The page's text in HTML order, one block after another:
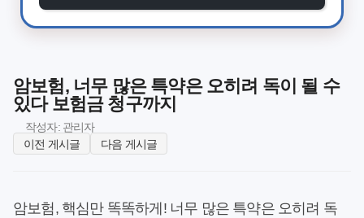
암보험, 너무 많은 특약은 오히려 독이 될 수
있다 보험금 청구까지
작성자: 관리자
이전 게시글
다음 게시글
암보험, 핵심만 똑똑하게! 너무 많은 특약은 오히려 독